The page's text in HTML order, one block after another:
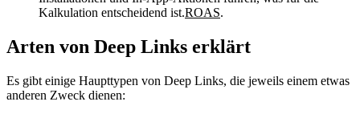
Kalkulation entscheidend ist.ROAS.
Arten von Deep Links erklärt
Es gibt einige Haupttypen von Deep Links, die jeweils einem etwas
anderen Zweck dienen: